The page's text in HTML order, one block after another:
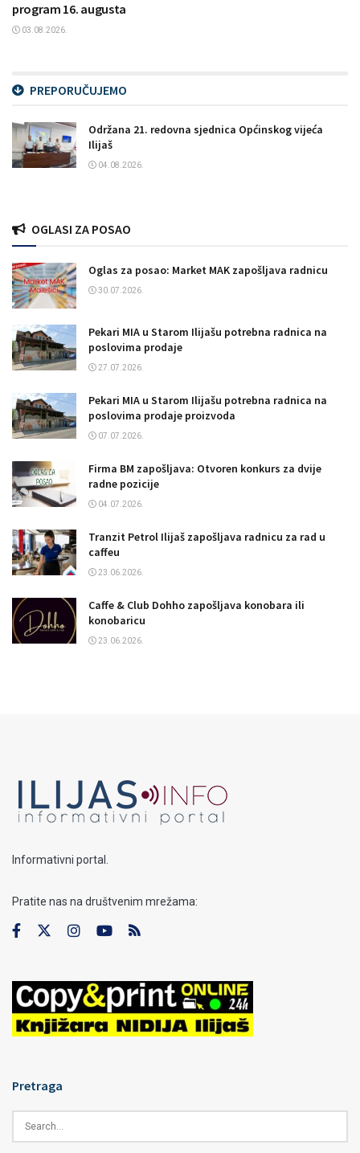
program 16. augusta
03.08.2026.
PREPORUČUJEMO
Održana 21. redovna sjednica Općinskog vijeća
Ilijaš
04.08.2026.
OGLASI ZA POSAO
Oglas za posao: Market MAK zapošljava radnicu
30.07.2026.
Pekari MIA u Starom Ilijašu potrebna radnica na
poslovima prodaje
27.07.2026.
Pekari MIA u Starom Ilijašu potrebna radnica na
poslovima prodaje proizvoda
07.07.2026.
Firma BM zapošljava: Otvoren konkurs za dvije
radne pozicije
04.07.2026.
Tranzit Petrol Ilijaš zapošljava radnicu za rad u
caffeu
23.06.2026.
Caffe & Club Dohho zapošljava konobara ili
konobaricu
23.06.2026.
Informativni portal.
Pratite nas na društvenim mrežama:
Pretraga